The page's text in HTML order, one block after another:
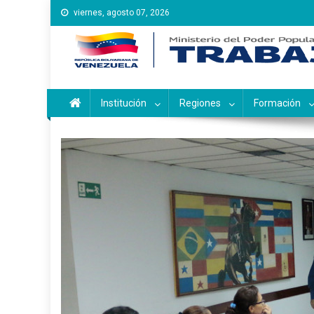
Saltar
al
contenido
viernes, agosto 07, 2026
Instituto Nacional de
Inces
Institución Regiones Formación